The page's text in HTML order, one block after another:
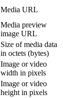
Media URL
Media preview
image URL
Size of media data
in octets (bytes)
Image or video
width in pixels
Image or video
height in pixels